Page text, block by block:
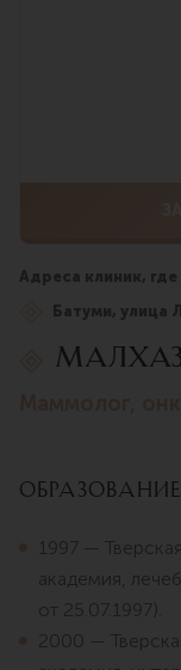
Адреса клиник,
Батуми, улица
1997 —
академия,
от 25.07.1997).
2000 —